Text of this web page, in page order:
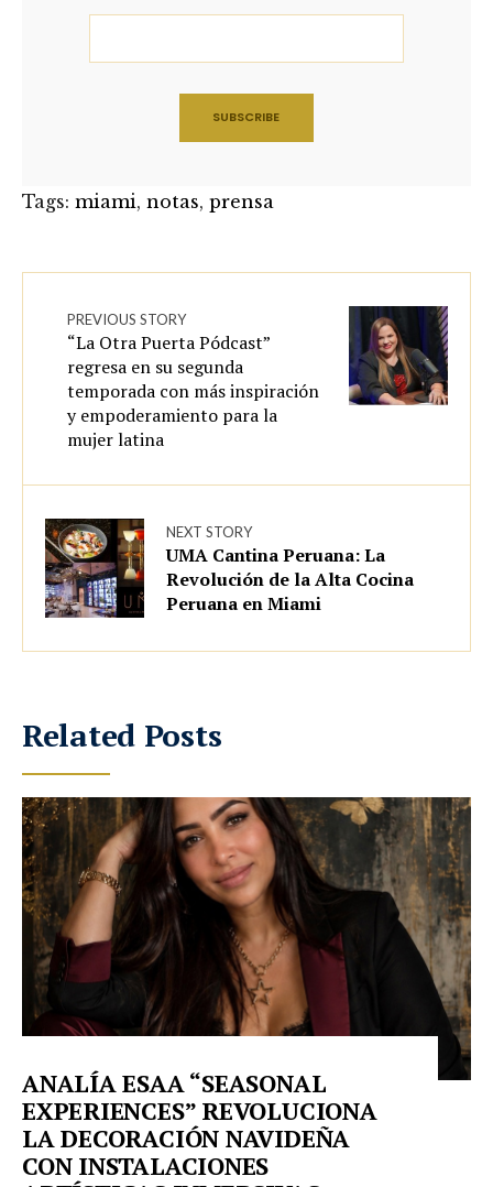
Tags: miami, notas, prensa
PREVIOUS STORY
“La Otra Puerta Pódcast”
regresa en su segunda
temporada con más inspiración
y empoderamiento para la
mujer latina
NEXT STORY
UMA Cantina Peruana: La
Revolución de la Alta Cocina
Peruana en Miami
Related Posts
ANALÍA ESAA “SEASONAL
EXPERIENCES” REVOLUCIONA
LA DECORACIÓN NAVIDEÑA
CON INSTALACIONES